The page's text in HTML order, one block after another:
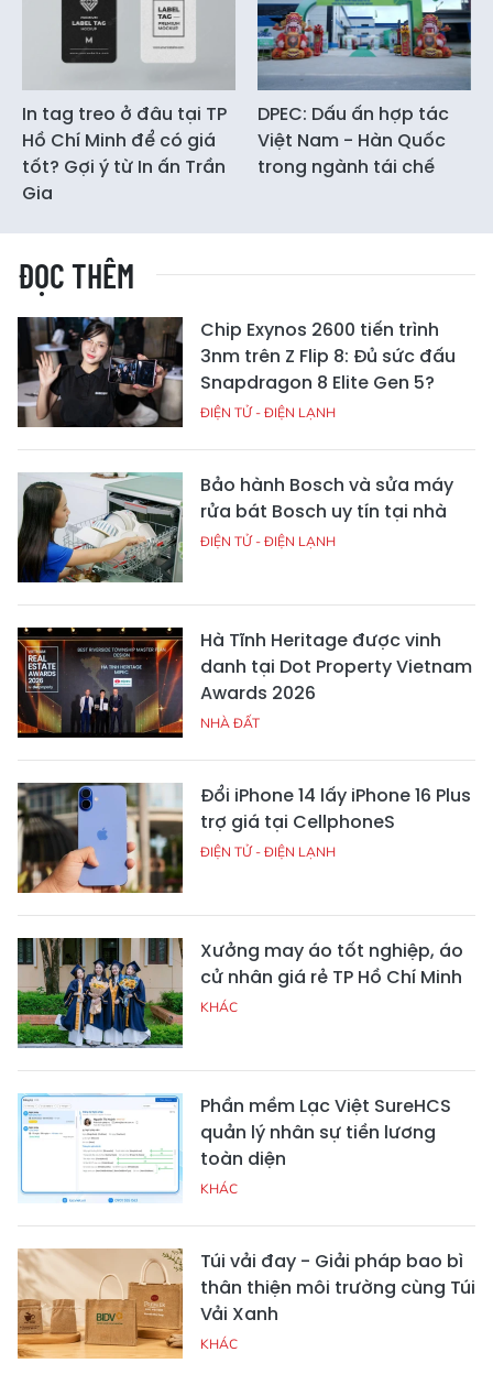
In tag treo ở đâu tại TP
Hồ Chí Minh để có giá
tốt? Gợi ý từ In ấn Trần
Gia
DPEC: Dấu ấn hợp tác
Việt Nam - Hàn Quốc
trong ngành tái chế
ĐỌC THÊM
Chip Exynos 2600 tiến trình
3nm trên Z Flip 8: Đủ sức đấu
Snapdragon 8 Elite Gen 5?
ĐIỆN TỬ - ĐIỆN LẠNH
Bảo hành Bosch và sửa máy
rửa bát Bosch uy tín tại nhà
ĐIỆN TỬ - ĐIỆN LẠNH
Hà Tĩnh Heritage được vinh
danh tại Dot Property Vietnam
Awards 2026
NHÀ ĐẤT
Đổi iPhone 14 lấy iPhone 16 Plus
trợ giá tại CellphoneS
ĐIỆN TỬ - ĐIỆN LẠNH
Xưởng may áo tốt nghiệp, áo
cử nhân giá rẻ TP Hồ Chí Minh
KHÁC
Phần mềm Lạc Việt SureHCS
quản lý nhân sự tiền lương
toàn diện
KHÁC
Túi vải đay - Giải pháp bao bì
thân thiện môi trường cùng Túi
Vải Xanh
KHÁC